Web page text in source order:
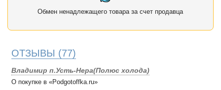
Обмен ненадлежащего товара за счет продавца
ОТЗЫВЫ (77)
Владимир п.Усть-Нера(Полюс холода)
О покупке в «Podgotoffka.ru»